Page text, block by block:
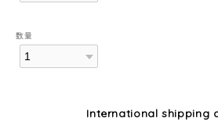
数量
International shipping